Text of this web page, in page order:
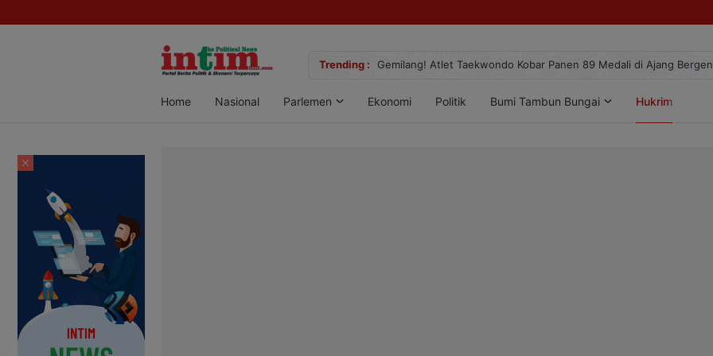
Trending :
Sabu di Pangkalan Bun, Dua Pelaku Diamankan Gemilang! Atlet Taekwondo Kobar Panen 89 Medali di Ajang
Home Nasional Parlemen Ekonomi Politik Bumi Tambun Bungai Hukrim